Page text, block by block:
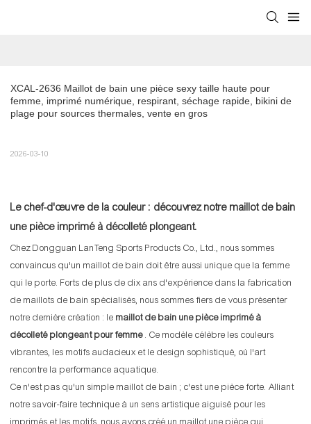
XCAL-2636 Maillot de bain une pièce sexy taille haute pour
femme, imprimé numérique, respirant, séchage rapide, bikini de
plage pour sources thermales, vente en gros
2026-03-10
Le chef-d'œuvre de la couleur : découvrez notre maillot de bain
une pièce imprimé à décolleté plongeant.
Chez Dongguan LanTeng Sports Products Co., Ltd., nous sommes
convaincus qu'un maillot de bain doit être aussi unique que la femme
qui le porte. Forts de plus de dix ans d'expérience dans la fabrication
de maillots de bain spécialisés, nous sommes fiers de vous présenter
notre dernière création : le maillot de bain une pièce imprimé à
décolleté plongeant pour femme. Ce modèle célèbre les couleurs
vibrantes, les motifs audacieux et le design sophistiqué, où l'art
rencontre la performance aquatique.
Ce n'est pas qu'un simple maillot de bain ; c'est une pièce forte. Alliant
notre savoir-faire technique à un sens artistique aiguisé pour les